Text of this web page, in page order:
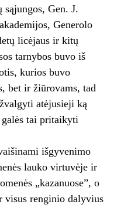
Gen. J.
Generolo
licėjaus ir kitų
tarnybos buvo iš
kurios buvo
bet ir žiūrovams, tad
atėjusieji ką
tai pritaikyti
išgyvenimo
lauko virtuvėje ir
„kazanuose”, o
visus renginio dalyvius